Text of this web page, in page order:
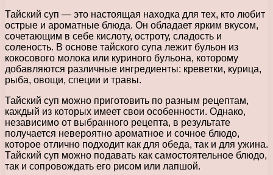
Тайский суп — это настоящая находка для тех, кто любит
острые и ароматные блюда. Он обладает ярким вкусом,
сочетающим в себе кислоту, остроту, сладость и
соленость. В основе тайского супа лежит бульон из
кокосового молока или куриного бульона, которому
добавляются различные ингредиенты: креветки, курица,
рыба, овощи, специи и травы.
Тайский суп можно приготовить по разным рецептам,
каждый из которых имеет свои особенности. Однако,
независимо от выбранного рецепта, в результате
получается невероятно ароматное и сочное блюдо,
которое отлично подходит как для обеда, так и для ужина.
Тайский суп можно подавать как самостоятельное блюдо,
так и сопровождать его рисом или лапшой.